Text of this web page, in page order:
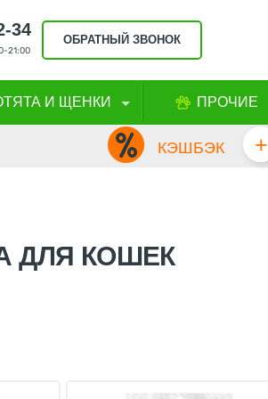
34
21:00
ОБРАТНЫЙ ЗВОНОК
И ЩЕНКИ ПРОЧИЕ
КЭШБЭК +
ДЛЯ КОШЕК